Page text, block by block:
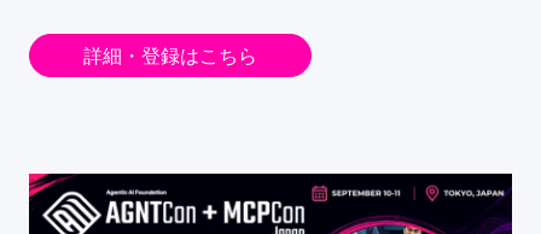
詳細・登録はこちら